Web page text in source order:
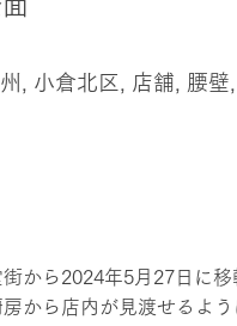
, 小倉北区, 店舗, 腰壁
街から2024年5月27日に
房から店内が見渡せるよ